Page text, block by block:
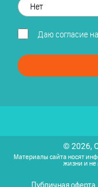
Даю согласие
© 2026,
Материалы сайта носят
жизни и не